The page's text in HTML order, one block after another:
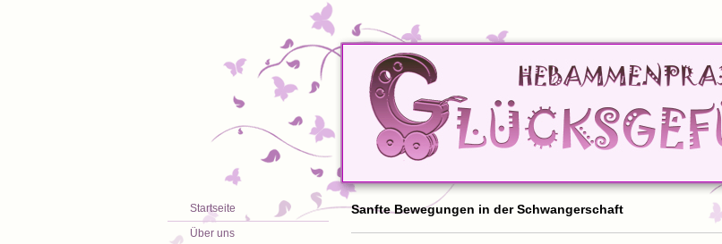
Startseite
Über uns
Sanfte Bewegungen in der Schwangerschaft